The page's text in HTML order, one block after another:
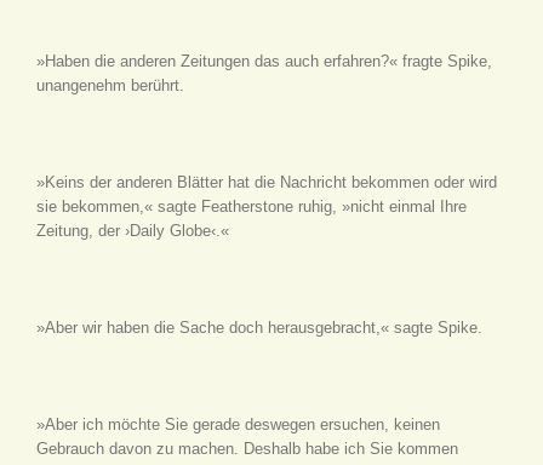
»Haben die anderen Zeitungen das auch erfahren?« fragte Spike,
unangenehm berührt.
»Keins der anderen Blätter hat die Nachricht bekommen oder wird
sie bekommen,« sagte Featherstone ruhig, »nicht einmal Ihre
Zeitung, der ›Daily Globe‹.«
»Aber wir haben die Sache doch herausgebracht,« sagte Spike.
»Aber ich möchte Sie gerade deswegen ersuchen, keinen
Gebrauch davon zu machen. Deshalb habe ich Sie kommen